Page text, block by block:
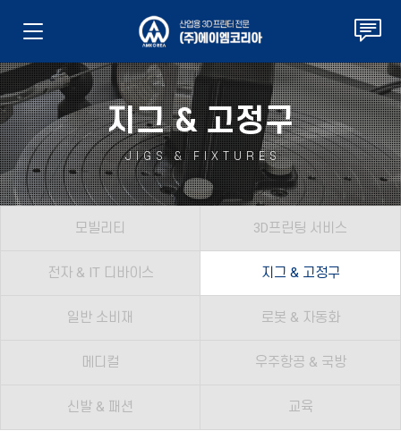
지그 & 고정구
JIGS & FIXTURES
모빌리티 3D프린팅 서비스
전자 & IT 디바이스 지그 & 고정구
일반 소비재 로봇 & 자동화
메디컬 우주항공 & 국방
신발 & 패션 교육